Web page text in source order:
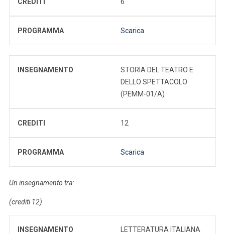
PROGRAMMA Scarica
INSEGNAMENTO
STORIA DEL TEATRO E
DELLO SPETTACOLO
(PEMM-01/A)
CREDITI 12
PROGRAMMA Scarica
Un insegnamento tra:
(crediti 12)
INSEGNAMENTO
LETTERATURA ITALIANA